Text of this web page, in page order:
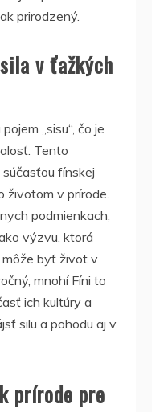
prirodzený.
v ťažkých
„sisu“, čo je
Tento
fínskej
životom v prírode.
podmienkach,
výzvu, ktorá
môže byť život v
mnohí Fíni to
ich kultúry a
silu a pohodu aj v
prírode pre